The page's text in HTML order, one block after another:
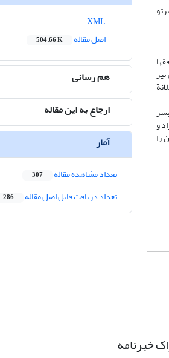
و
را
اصل مقاله
504.66 K
هم رسانی
ارجاع به این مقاله
آمار
تعداد مشاهده مقاله 307
تعداد دریافت فایل اصل مقاله 286
خبرنامه